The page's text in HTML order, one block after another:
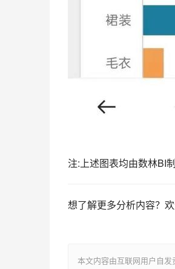
注:上述图表均由数林BI
想了解更多分析内容？
本文内容由互联网用户自